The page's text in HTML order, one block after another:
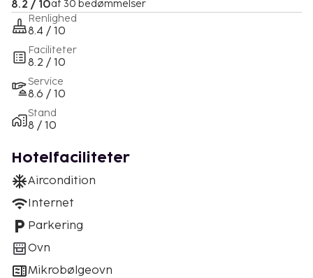
8.2 / 10af 30 bedømmelser
Renlighed
8.4 / 10
Faciliteter
8.2 / 10
Service
8.6 / 10
Stand
8 / 10
Hotelfaciliteter
Aircondition
Internet
Parkering
Ovn
Mikrobølgeovn